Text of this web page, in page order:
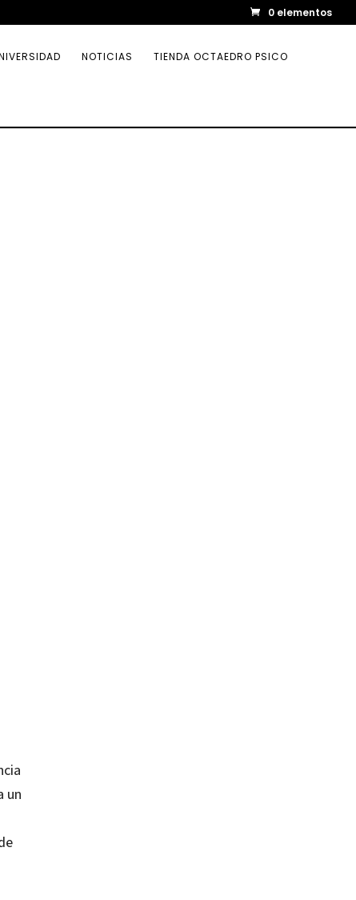
0 elementos
NOTICIAS TIENDA OCTAEDRO PSICO
un